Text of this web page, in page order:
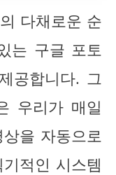
다채로운 순
는 구글 포토
공합니다. 그
우리가 매일
을 자동으로
적인 시스템